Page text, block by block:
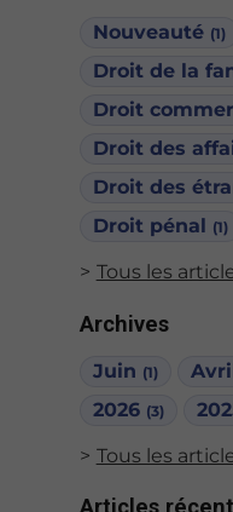
Nouveauté (1)
Droit de la
Droit
Droit des
Droit des
Droit pénal (1)
Tous les
Archives
Juin (1)
2026 (3)
Tous les
Articles